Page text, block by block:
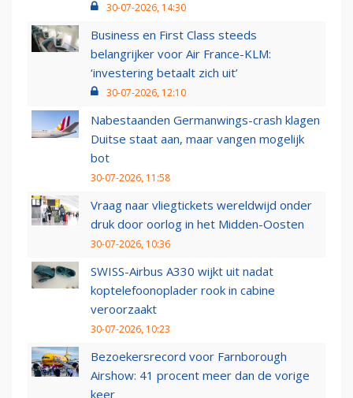
30-07-2026, 14:30
Business en First Class steeds
belangrijker voor Air France-KLM:
‘investering betaalt zich uit’
30-07-2026, 12:10
Nabestaanden Germanwings-crash klagen
Duitse staat aan, maar vangen mogelijk
bot
30-07-2026, 11:58
Vraag naar vliegtickets wereldwijd onder
druk door oorlog in het Midden-Oosten
30-07-2026, 10:36
SWISS-Airbus A330 wijkt uit nadat
koptelefoonoplader rook in cabine
veroorzaakt
30-07-2026, 10:23
Bezoekersrecord voor Farnborough
Airshow: 41 procent meer dan de vorige
keer